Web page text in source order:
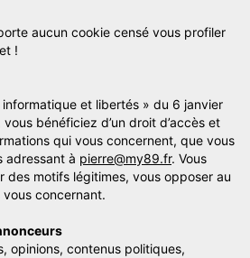
aucun cookie censé vous profiler
!
et libertés » du 6 janvier
bénéficiez d’un droit d’accès et
qui vous concernent, que vous
adressant à pierre@my89.fr. Vous
des motifs légitimes, vous opposer au
concernant.
opinions, contenus politiques,